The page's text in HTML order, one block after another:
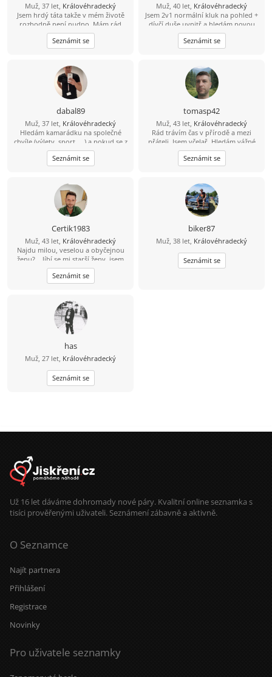
Muž, 37 let, Královéhradecký
Jsem hrdý táta takže v mém životě
rozhodně není nudno. Mám rád
aktivní odpočinek – vyrazit na
procházku, do přírody nebo na výlet
je pro mě ideální způsob, jak vyčistit
rád zkouším vařit nová jídla, pustím
si dobrý film nebo si prostě jen tak
užívám zasloužený klid. Hledám
pohodovou ženu, se kterou je
sranda, má smysl pro zábavu a
nezkazí žádnou legraci. Oceníš-li můj
životní styl, ráda vyrazíš ven a máš
pro strach uděláno, budeme si
skvěle rozumět.
Seznámit se
Muž, 40 let, Královéhradecký
Jsem 2v1 normální kluk na pohled +
dívčí duše uvnitř a hledám novou
nejlepší kamarádku jako spřízněnou
duši. Sice jsem duše zadaná ale i tak
osamocená.
Seznámit se
dabal89
Muž, 37 let, Královéhradecký
Hledám kamarádku na společné
chvíle (výlety, sport, ...) a pokud se z
toho vyklube něco víc, budu velmi
rád ... :-)
Seznámit se
tomasp42
Muž, 43 let, Královéhradecký
Rád trávím čas v přírodě a mezi
přáteli. Jsem včelař. Hledám vážné
seznámení a ne partnerku na jednu
noc.
Seznámit se
Certik1983
Muž, 43 let, Královéhradecký
Najdu milou, veselou a obyčejnou
ženu?... líbí se mi starší ženy, jsem
chtěl ještě dodat....
Seznámit se
biker87
Muž, 38 let, Královéhradecký
Seznámit se
has
Muž, 27 let, Královéhradecký
Seznámit se
Už 16 let dáváme dohromady nové páry. Kvalitní online seznamka s
tisíci prověřenými uživateli. Seznámení zábavně a aktivně.
O Seznamce
Najít partnera
Přihlášení
Registrace
Novinky
Pro uživatele seznamky